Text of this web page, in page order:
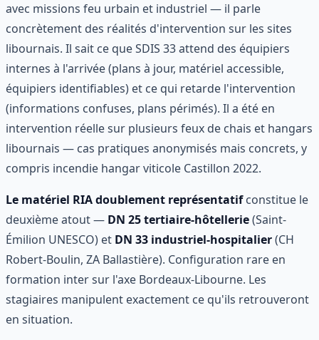
avec missions feu urbain et industriel — il parle
concrètement des réalités d'intervention sur les sites
libournais. Il sait ce que SDIS 33 attend des équipiers
internes à l'arrivée (plans à jour, matériel accessible,
équipiers identifiables) et ce qui retarde l'intervention
(informations confuses, plans périmés). Il a été en
intervention réelle sur plusieurs feux de chais et hangars
libournais — cas pratiques anonymisés mais concrets, y
compris incendie hangar viticole Castillon 2022.
Le matériel RIA doublement représentatifconstitue le
deuxième atout — DN 25 tertiaire-hôtellerie(Saint-
Émilion UNESCO) et DN 33 industriel-hospitalier(CH
Robert-Boulin, ZA Ballastière). Configuration rare en
formation inter sur l'axe Bordeaux-Libourne. Les
stagiaires manipulent exactement ce qu'ils retrouveront
en situation.